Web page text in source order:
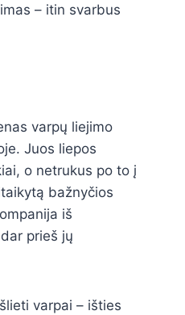
– itin svarbus
varpų liejimo
Juos liepos
o netrukus po to į
bažnyčios
iš
prieš jų
varpai – išties